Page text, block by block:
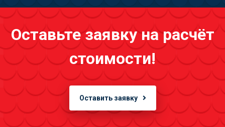
Оставьте заявку на расчёт
стоимости!
Оставить заявку